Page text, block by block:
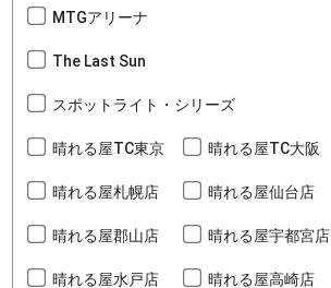
MTGアリーナ
The Last Sun
スポットライト・シリーズ
晴れる屋TC東京 晴れる屋TC大阪
晴れる屋札幌店 晴れる屋仙台店
晴れる屋郡山店 晴れる屋宇都宮店
晴れる屋水戸店 晴れる屋高崎店